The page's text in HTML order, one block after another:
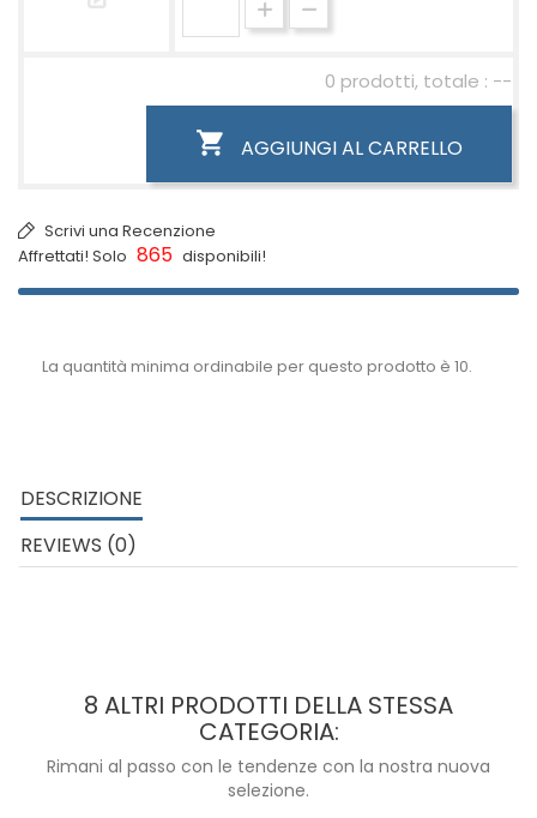
0 prodotti, totale : --
 AGGIUNGI AL CARRELLO
Scrivi una Recenzione
Affrettati! Solo 865 disponibili!
La quantità minima ordinabile per questo prodotto è 10.
DESCRIZIONE
REVIEWS (0)
8 ALTRI PRODOTTI DELLA STESSA
CATEGORIA:
Rimani al passo con le tendenze con la nostra nuova
selezione.